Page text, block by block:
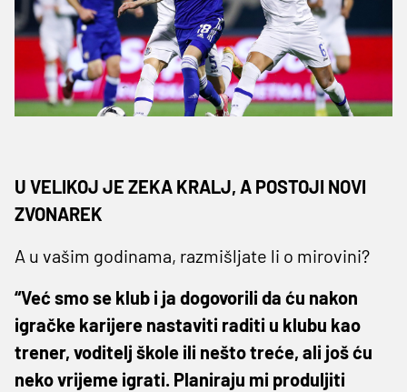
U VELIKOJ JE ZEKA KRALJ, A POSTOJI NOVI
ZVONAREK
A u vašim godinama, razmišljate li o mirovini?
“Već smo se klub i ja dogovorili da ću nakon
igračke karijere nastaviti raditi u klubu kao
trener, voditelj škole ili nešto treće, ali još ću
neko vrijeme igrati. Planiraju mi produljiti